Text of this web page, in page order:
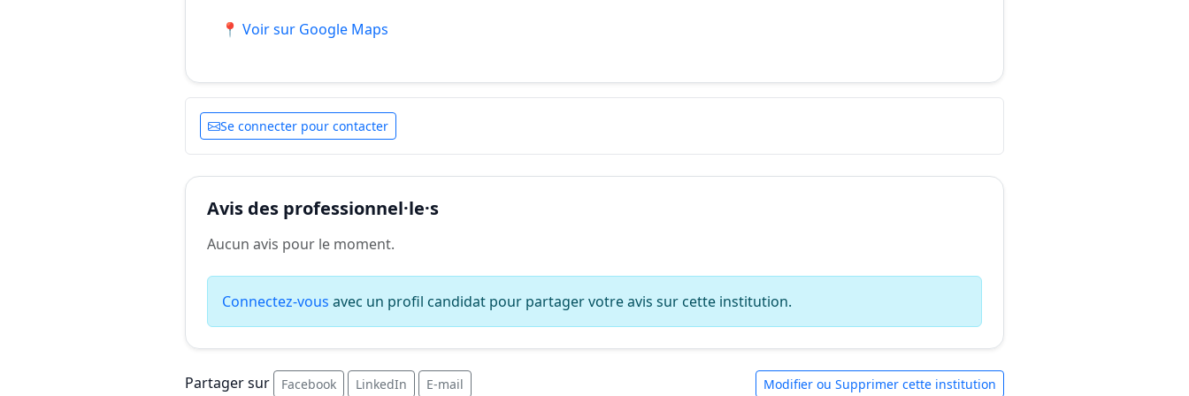
📍 Voir sur Google Maps
Se connecter pour contacter
Avis des professionnel·le·s
Aucun avis pour le moment.
Connectez-vous avec un profil candidat pour partager votre avis sur cette institution.
Partager sur Facebook LinkedIn E-mail Modifier ou Supprimer cette institution